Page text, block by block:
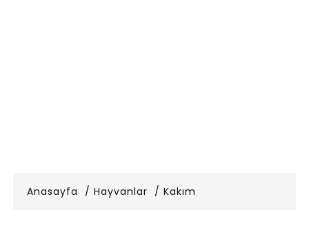
Anasayfa Hayvanlar Kakım